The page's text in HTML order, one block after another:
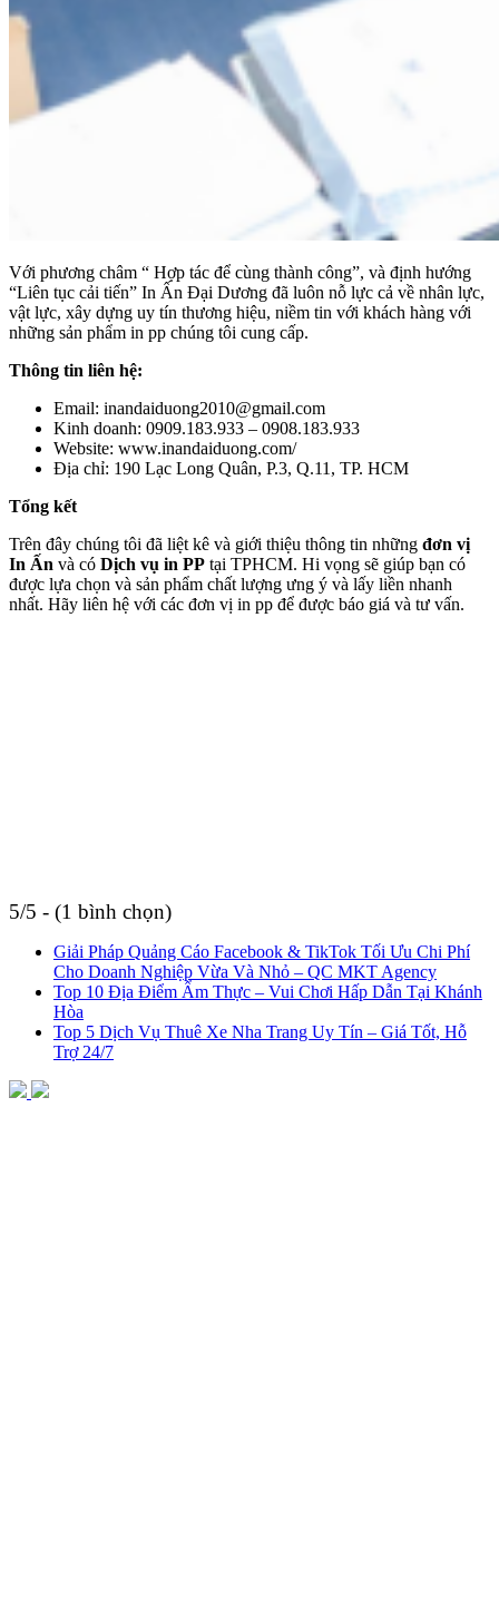
Với phương châm “ Hợp tác để cùng thành công”, và định hướng
“Liên tục cải tiến” In Ấn Đại Dương đã luôn nỗ lực cả về nhân lực,
vật lực, xây dựng uy tín thương hiệu, niềm tin với khách hàng với
những sản phẩm in pp chúng tôi cung cấp.
Thông tin liên hệ:
Email: inandaiduong2010@gmail.com
Kinh doanh: 0909.183.933 – 0908.183.933
Website: www.inandaiduong.com/
Địa chỉ: 190 Lạc Long Quân, P.3, Q.11, TP. HCM
Tổng kết
Trên đây chúng tôi đã liệt kê và giới thiệu thông tin những đơn vị
In Ấn và có Dịch vụ in PP tại TPHCM. Hi vọng sẽ giúp bạn có
được lựa chọn và sản phẩm chất lượng ưng ý và lấy liền nhanh
nhất. Hãy liên hệ với các đơn vị in pp để được báo giá và tư vấn.
5/5 - (1 bình chọn)
Giải Pháp Quảng Cáo Facebook & TikTok Tối Ưu Chi Phí
Cho Doanh Nghiệp Vừa Và Nhỏ – QC MKT Agency
Top 10 Địa Điểm Ẩm Thực – Vui Chơi Hấp Dẫn Tại Khánh
Hòa
Top 5 Dịch Vụ Thuê Xe Nha Trang Uy Tín – Giá Tốt, Hỗ
Trợ 24/7